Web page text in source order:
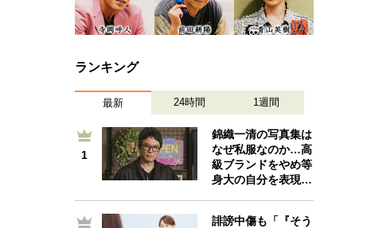
ランキング
最新 24時間 1週間
1
錦織一清の写真集は
なぜ私服なのか…高
級ブランドをやめ等
身大の自分を表現…
誹謗中傷も「『そう